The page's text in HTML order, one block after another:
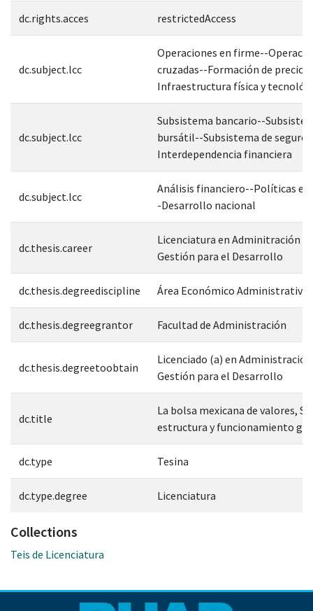
dc.rights.acces restrictedAccess
dc.subject.lcc
Operaciones en firme--
cruzadas--Formación de
Infraestructura física y
dc.subject.lcc
Subsistema bancario--
bursátil--Subsistema de
Interdependencia financiera
dc.subject.lcc
Análisis financiero--Políticas
-Desarrollo nacional
dc.thesis.career
Licenciatura en Adminitración
Gestión para el Desarrollo
dc.thesis.degreediscipline Área Económico Administrativa
dc.thesis.degreegrantor Facultad de Administración
dc.thesis.degreetoobtain
Licenciado (a) en
Gestión para el Desarrollo
dc.title
La bolsa mexicana de valores,
estructura y funcionamiento
dc.type Tesina
dc.type.degree Licenciatura
Collections
Teis de Licenciatura